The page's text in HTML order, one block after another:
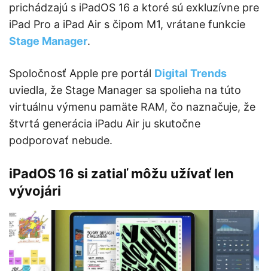
prichádzajú s iPadOS 16 a ktoré sú exkluzívne pre
iPad Pro a iPad Air s čipom M1, vrátane funkcie
Stage Manager.
Spoločnosť Apple pre portál Digital Trends
uviedla, že Stage Manager sa spolieha na túto
virtuálnu výmenu pamäte RAM, čo naznačuje, že
štvrtá generácia iPadu Air ju skutočne
podporovať nebude.
iPadOS 16 si zatiaľ môžu užívať len
vývojári